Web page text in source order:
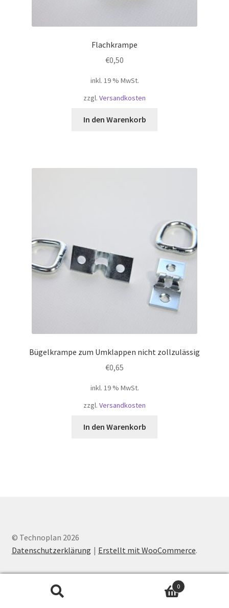
Flachkrampe
€0,50
inkl. 19 % MwSt.
zzgl. Versandkosten
In den Warenkorb
Bügelkrampe zum Umklappen nicht zollzulässig
€0,65
inkl. 19 % MwSt.
zzgl. Versandkosten
In den Warenkorb
© Technoplan 2026
Datenschutzerklärung
Erstellt mit WooCommerce.
0